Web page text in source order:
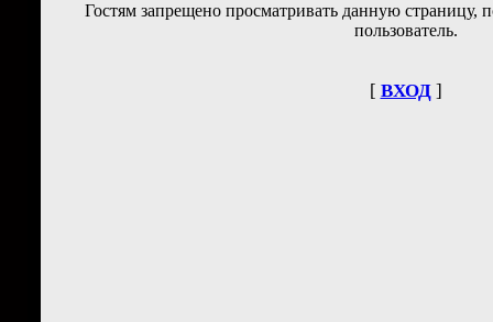
Гостям запрещено просматривать данную страницу,
пользователь.
[ ВХОД]